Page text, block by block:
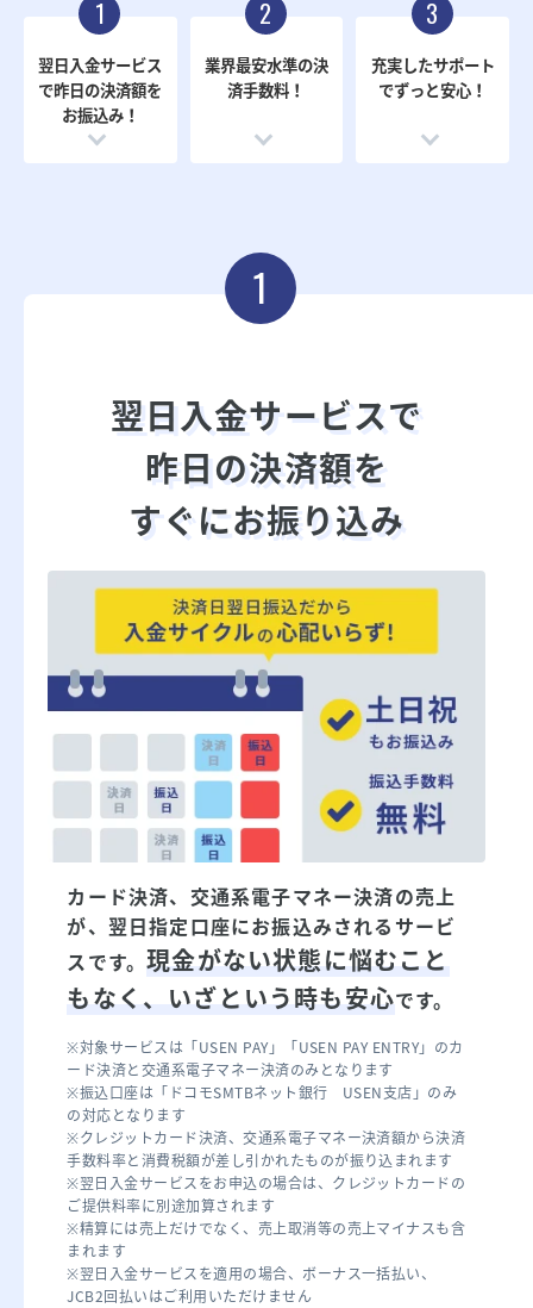
1
翌日入金サービス
で昨日の決済額を
お振込み！
2
業界最安水準の決
済手数料！
3
充実したサポート
でずっと安心！
1
翌日入金サービスで
昨日の決済額を
すぐにお振り込み
カード決済、交通系電子マネー決済の売上
が、翌日指定口座にお振込みされるサービ
スです。現金がない状態に悩むこと
もなく、いざという時も安心です。
※対象サービスは「USEN PAY」「USEN PAY ENTRY」のカ
ード決済と交通系電子マネー決済のみとなります
※振込口座は「ドコモSMTBネット銀行 USEN支店」のみ
の対応となります
※クレジットカード決済、交通系電子マネー決済額から決済
手数料率と消費税額が差し引かれたものが振り込まれます
※翌日入金サービスをお申込の場合は、クレジットカードの
ご提供料率に別途加算されます
※精算には売上だけでなく、売上取消等の売上マイナスも含
まれます
※翌日入金サービスを適用の場合、ボーナス一括払い、
JCB2回払いはご利用いただけません